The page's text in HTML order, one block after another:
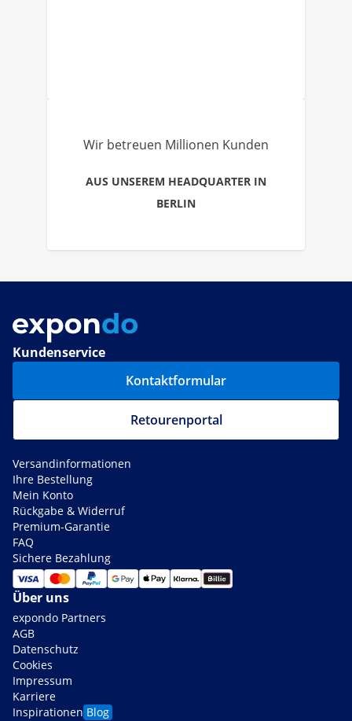
Wir betreuen Millionen Kunden
AUS UNSEREM HEADQUARTER IN
BERLIN
Kundenservice
Kontaktformular
Retourenportal
Versandinformationen
Ihre Bestellung
Mein Konto
Rückgabe & Widerruf
Premium-Garantie
FAQ
Sichere Bezahlung
Über uns
expondo Partners
AGB
Datenschutz
Cookies
Impressum
Karriere
Inspirationen Blog